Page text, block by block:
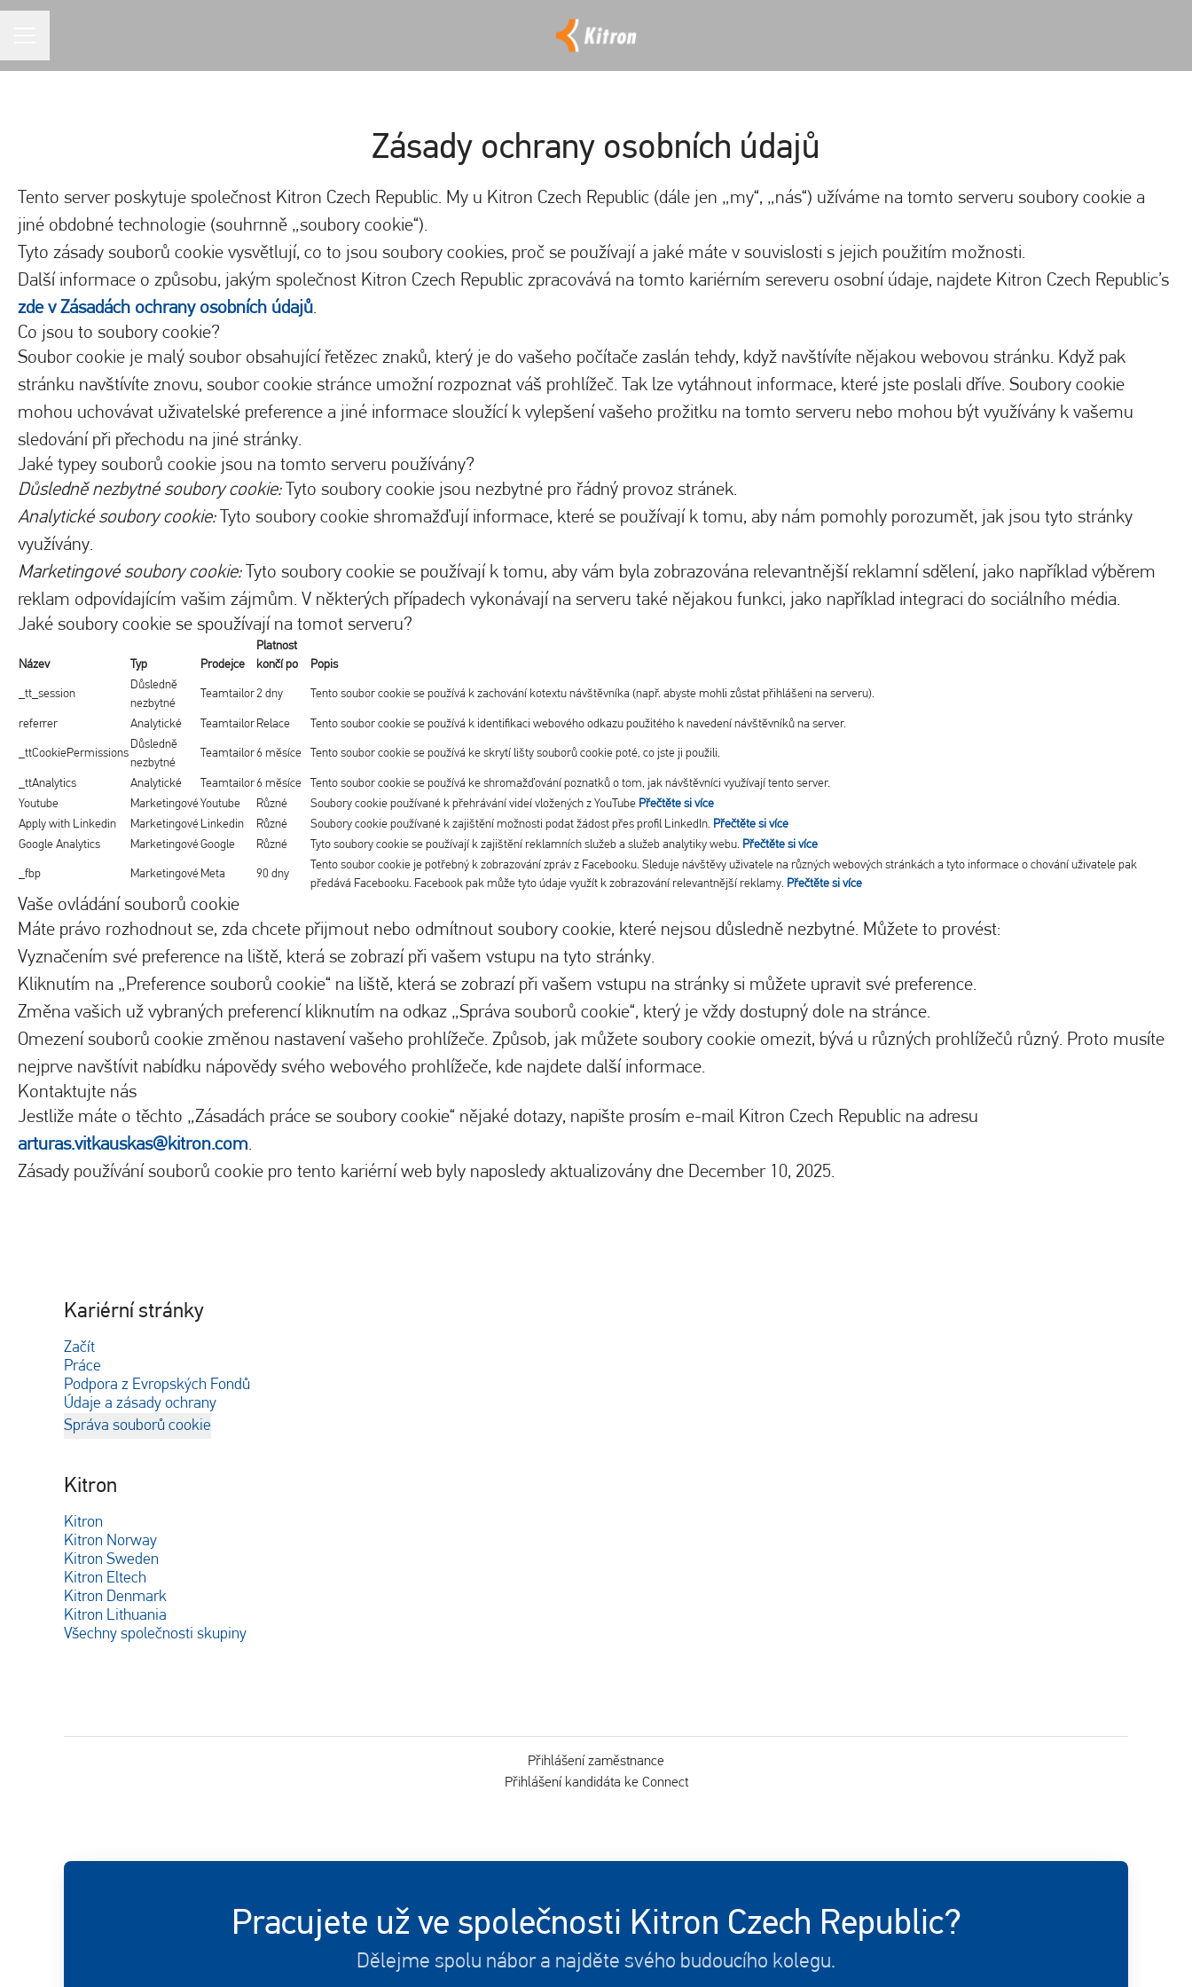
Zásady ochrany osobních údajů
Tento server poskytuje společnost Kitron Czech Republic. My u Kitron Czech Republic (dále jen „my“, „nás“) užíváme na tomto serveru soubory cookie a
jiné obdobné technologie (souhrnně „soubory cookie“).
Tyto zásady souborů cookie vysvětlují, co to jsou soubory cookies, proč se používají a jaké máte v souvislosti s jejich použitím možnosti.
Další informace o způsobu, jakým společnost Kitron Czech Republic zpracovává na tomto kariérním sereveru osobní údaje, najdete Kitron Czech Republic’s
zde v Zásadách ochrany osobních údajů.
Co jsou to soubory cookie?
Soubor cookie je malý soubor obsahující řetězec znaků, který je do vašeho počítače zaslán tehdy, když navštívíte nějakou webovou stránku. Když pak
stránku navštívíte znovu, soubor cookie stránce umožní rozpoznat váš prohlížeč. Tak lze vytáhnout informace, které jste poslali dříve. Soubory cookie
mohou uchovávat uživatelské preference a jiné informace sloužící k vylepšení vašeho prožitku na tomto serveru nebo mohou být využívány k vašemu
sledování při přechodu na jiné stránky.
Jaké typey souborů cookie jsou na tomto serveru používány?
Důsledně nezbytné soubory cookie:Tyto soubory cookie jsou nezbytné pro řádný provoz stránek.
Analytické soubory cookie:Tyto soubory cookie shromažďují informace, které se používají k tomu, aby nám pomohly porozumět, jak jsou tyto stránky
využívány.
Marketingové soubory cookie:Tyto soubory cookie se používají k tomu, aby vám byla zobrazována relevantnější reklamní sdělení, jako například výběrem
reklam odpovídajícím vašim zájmům. V některých případech vykonávají na serveru také nějakou funkci, jako například integraci do sociálního média.
Jaké soubory cookie se spoužívají na tomot serveru?
Název Typ Prodejce
Platnost
končí po
Popis
_tt_session
Důsledně
nezbytné
Teamtailor2 dny Tento soubor cookie se používá k zachování kotextu návštěvníka (např. abyste mohli zůstat přihlášeni na serveru).
referrer Analytické Teamtailor Relace Tento soubor cookie se používá k identifikaci webového odkazu použitého k navedení návštěvníků na server.
_ttCookiePermissions
Důsledně
nezbytné
Teamtailor6 měsíce Tento soubor cookie se používá ke skrytí lišty souborů cookie poté, co jste ji použili.
_ttAnalytics Analytické Teamtailor6 měsíce
Tento soubor cookie se používá ke shromažďování poznatků o tom, jak návštěvníci využívají tento server.
Youtube
MarketingovéYoutube Různé Soubory cookie používané k přehrávání videí vložených z YouTube Přečtěte si více
Apply with Linkedin
Marketingové Linkedin Různé Soubory cookie používané k zajištění možnosti podat žádost přes profil LinkedIn. Přečtěte si více
Google Analytics
MarketingovéGoogle Různé Tyto soubory cookie se používají k zajištění reklamních služeb a služeb analytiky webu. Přečtěte si více
_fbp Marketingové Meta 90 dny
Tento soubor cookie je potřebný k zobrazování zpráv z Facebooku. Sleduje návštěvy uživatele na různých webových stránkách a tyto informace o chování uživatele pak
předává Facebooku. Facebook pak může tyto údaje využít k zobrazování relevantnější reklamy. Přečtěte si více
Vaše ovládání souborů cookie
Máte právo rozhodnout se, zda chcete přijmout nebo odmítnout soubory cookie, které nejsou důsledně nezbytné. Můžete to provést:
Vyznačením své preference na liště, která se zobrazí při vašem vstupu na tyto stránky.
Kliknutím na „Preference souborů cookie“ na liště, která se zobrazí při vašem vstupu na stránky si můžete upravit své preference.
Změna vašich už vybraných preferencí kliknutím na odkaz „Správa souborů cookie“, který je vždy dostupný dole na stránce.
Omezení souborů cookie změnou nastavení vašeho prohlížeče. Způsob, jak můžete soubory cookie omezit, bývá u různých prohlížečů různý. Proto musíte
nejprve navštívit nabídku nápovědy svého webového prohlížeče, kde najdete další informace.
Kontaktujte nás
Jestliže máte o těchto „Zásadách práce se soubory cookie“ nějaké dotazy, napište prosím e-mail Kitron Czech Republic na adresu
arturas.vitkauskas@kitron.com.
Zásady používání souborů cookie pro tento kariérní web byly naposledy aktualizovány dne December 10, 2025.
Kariérní stránky
Začít
Práce
Podpora z Evropských Fondů
Údaje a zásady ochrany
Správa souborů cookie
Kitron
Kitron
Kitron Norway
Kitron Sweden
Kitron Eltech
Kitron Denmark
Kitron Lithuania
Všechny společnosti skupiny
Přihlášení zaměstnance
Přihlášení kandidáta ke Connect
Pracujete už ve společnosti Kitron Czech Republic?
Dělejme spolu nábor a najděte svého budoucího kolegu.